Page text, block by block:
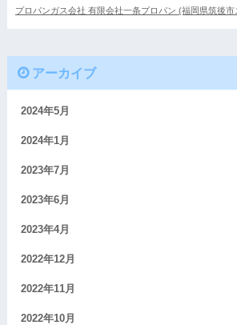
プロパンガス会社 有限会社一条プロパン (福岡県筑後市
アーカイブ
2024年5月
2024年1月
2023年7月
2023年6月
2023年4月
2022年12月
2022年11月
2022年10月